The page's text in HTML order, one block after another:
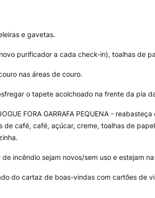
e gavetas.
purificador a cada check-in), toalhas de
nas áreas de couro.
o tapete acolchoado na frente da pia
FORA GARRAFA PEQUENA -
café, café, açúcar, creme, toalhas de
incêndio sejam novos/sem uso e estejam
do cartaz de boas-vindas com cartões de